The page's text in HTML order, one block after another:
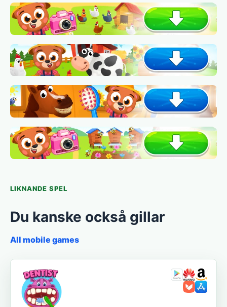
LIKNANDE SPEL
Du kanske också gillar
All mobile games